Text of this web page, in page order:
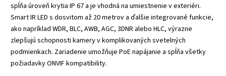
spĺňa úroveň krytia IP 67 a je vhodná na umiestnenie v exteriéri.
Smart IR LED s dosvitom až 20 metrov a ďalšie integrované funkcie,
ako napríklad WDR, BLC, AWB, AGC, 3DNR alebo HLC, výrazne
zlepšujú schopnosti kamery v komplikovaných svetelných
podmienkach. Zariadenie umožňuje PoE napájanie a spĺňa všetky
požiadavky ONVIF kompatibility.